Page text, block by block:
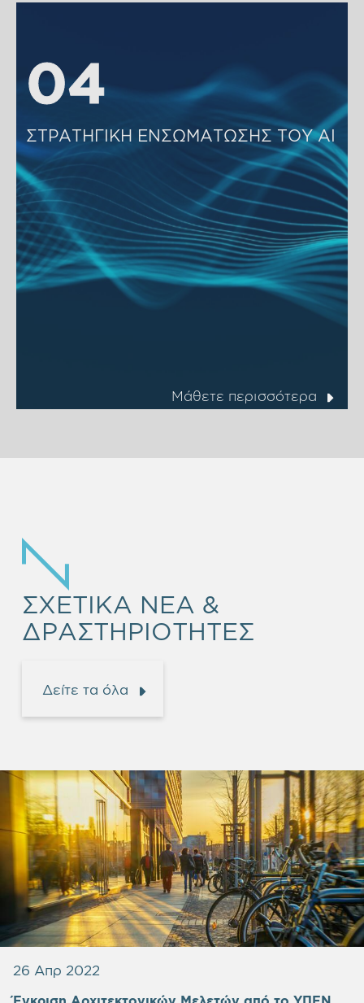
04
04
ΣΤΡΑΤΗΓΙΚΗ ΕΝΣΩΜΑΤΩΣΗΣ ΤΟΥ ΑΙ
Μάθετε περισσότερα
ΣΧΕΤΙΚΑ ΝΕΑ &
ΔΡΑΣΤΗΡΙΟΤΗΤΕΣ
Δείτε τα όλα
26 Απρ 2022